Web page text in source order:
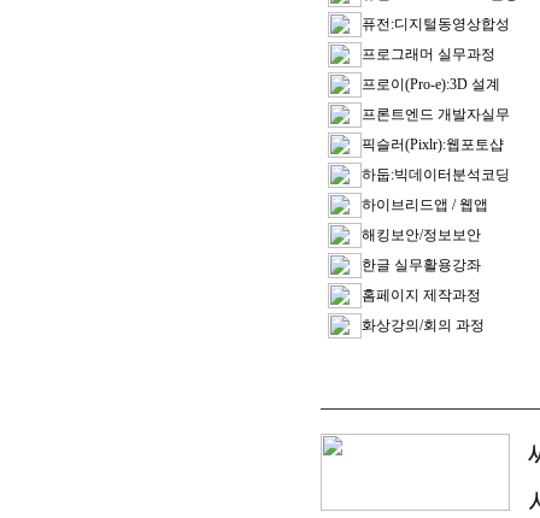
퓨전:디지털동영상합성
프로그래머 실무과정
프로이(Pro-e):3D 설계
프론트엔드 개발자실무
픽슬러(Pixlr):웹포토샵
하둡:빅데이터분석코딩
하이브리드앱 / 웹앱
해킹보안/정보보안
한글 실무활용강좌
홈페이지 제작과정
화상강의/회의 과정